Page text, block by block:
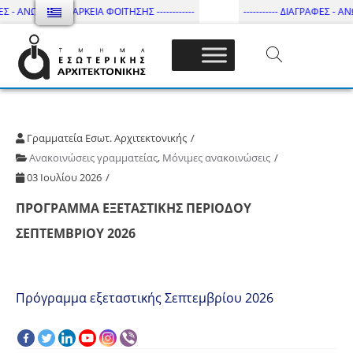
- ΑΝΩΤΑΤΗ ΔΙΑΡΚΕΙΑ ΦΟΙΤΗΣΗΣ ------------ ----------- ΔΙΑΓΡΑΦΕΣ -
Τμήμα Εσωτ. Αρχιτεκτονικής – ΔΙ.ΠΑ.Ε
Γραμματεία Εσωτ. Αρχιτεκτονικής
Ανακοινώσεις γραμματείας, Μόνιμες ανακοινώσεις
03 Ιουλίου 2026
ΠΡΟΓΡΑΜΜΑ ΕΞΕΤΑΣΤΙΚΗΣ ΠΕΡΙΟΔΟΥ
ΣΕΠΤΕΜΒΡΙΟΥ 2026
Πρόγραμμα εξεταστικής Σεπτεμβρίου 2026